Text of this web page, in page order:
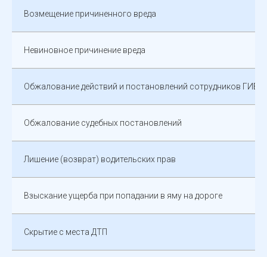
Возмещение причиненного вреда
Невиновное причинение вреда
Обжалование действий и постановлений сотрудников
Обжалование судебных постановлений
Лишение (возврат) водительских прав
Взыскание ущерба при попадании в яму на дороге
Скрытие с места ДТП